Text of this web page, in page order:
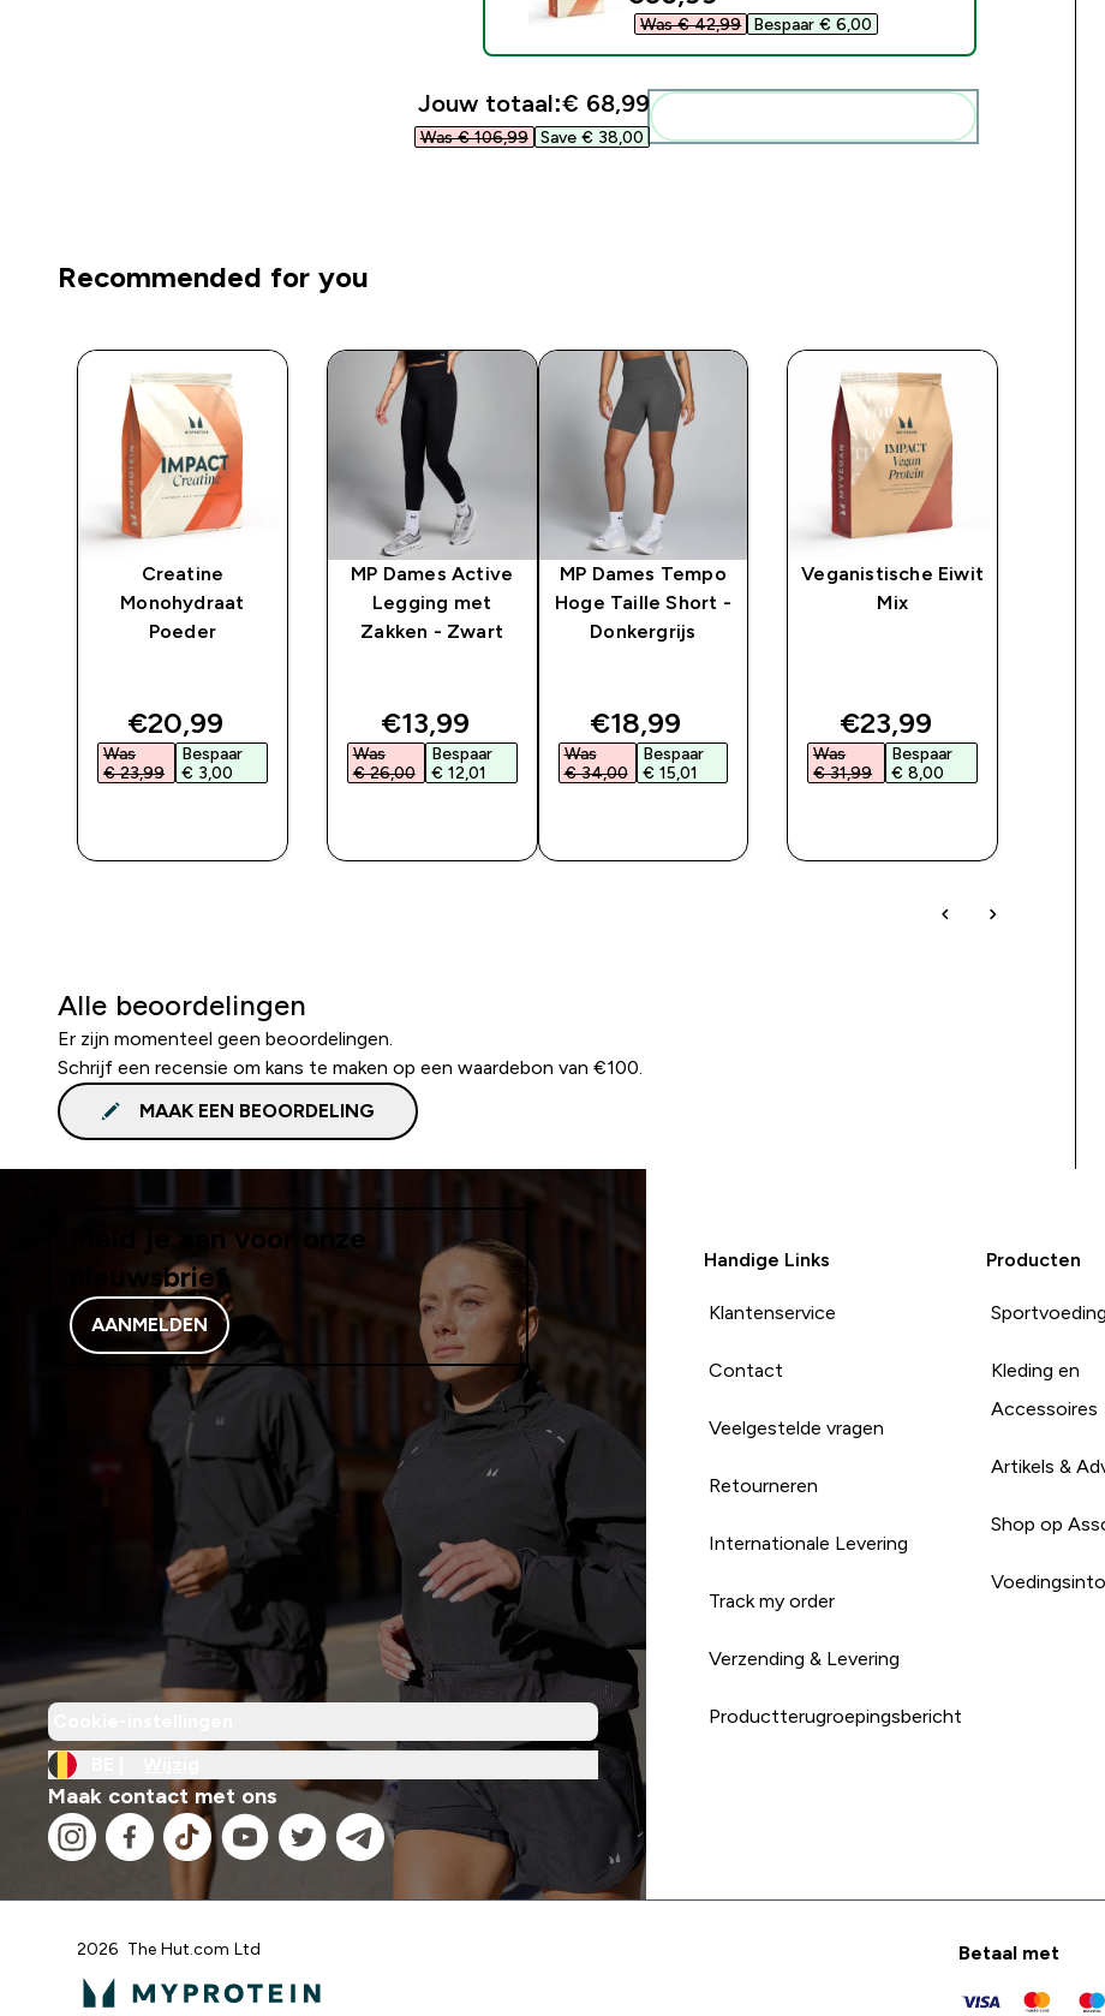
Was € 42,99‎ Bespaar € 6,00‎
Jouw totaal:€ 68,99‎
Was € 106,99‎ Save € 38,00‎
Recommended for you
Creatine
Monohydraat
Poeder
discounted price
€20,99‎
Was
€ 23,99‎
Bespaar
€ 3,00‎
MP Dames Active
Legging met
Zakken - Zwart
discounted price
€13,99‎
Was
€ 26,00‎
Bespaar
€ 12,01‎
MP Dames Tempo
Hoge Taille Short -
Donkergrijs
discounted price
€18,99‎
Was
€ 34,00‎
Bespaar
€ 15,01‎
Veganistische Eiwit
Mix
discounted price
€23,99‎
Was
€ 31,99‎
Bespaar
€ 8,00‎
Alle beoordelingen
Er zijn momenteel geen beoordelingen.
Schrijf een recensie om kans te maken op een waardebon van €100.
MAAK EEN BEOORDELING
Meld je aan voor onze
nieuwsbrief
AANMELDEN
Maak contact met ons
Handige Links
Klantenservice
Contact
Veelgestelde vragen
Retourneren
Internationale Levering
Track my order
Verzending & Levering
Productterugroepingsbericht
Producten
Sportvoeding
Kleding en
Accessoires
Artikels &
Shop op
2026 The Hut.com Ltd Betaal met